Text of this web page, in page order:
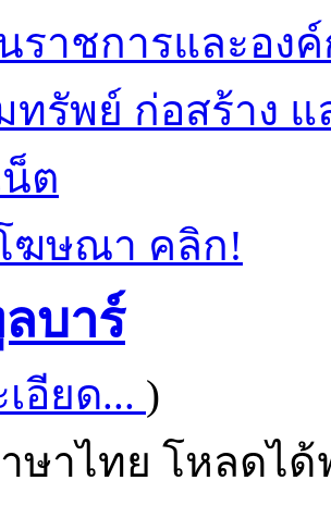
ราชการและอง
ทรัพย์ ก่อสร้าง
ต
ฆษณา คลิก!
บาร์
อียด... )
ษาไทย โหลดไ